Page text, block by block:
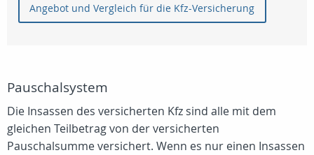
Angebot und Vergleich für die Kfz-Versicherung
Pauschalsystem
Die Insassen des versicherten Kfz sind alle mit dem
gleichen Teilbetrag von der versicherten
Pauschalsumme versichert. Wenn es nur einen Insassen